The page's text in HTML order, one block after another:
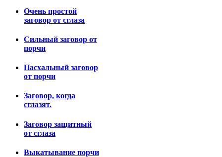
Очень простой
заговор от сглаза
Сильный заговор от
порчи
Пасхальный заговор
от порчи
Заговор, когда
сглазят.
Заговор защитный
от сглаза
Выкатывание порчи